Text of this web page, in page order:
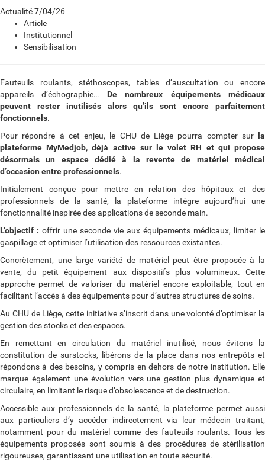
Actualité7/04/26
Article
Institutionnel
Sensibilisation
Fauteuils roulants, stéthoscopes, tables d’auscultation ou encore
appareils d’échographie… De nombreux équipements médicaux
peuvent rester inutilisés alors qu’ils sont encore parfaitement
fonctionnels.
Pour répondre à cet enjeu, le CHU de Liège pourra compter sur
la
plateforme MyMedjob, déjà active sur le volet RH et qui propose
désormais un espace dédié à la revente de matériel médical
d’occasion entre professionnels.
Initialement conçue pour mettre en relation des hôpitaux et des
professionnels de la santé, la plateforme intègre aujourd’hui une
fonctionnalité inspirée des applications de seconde main.
L’objectif : offrir une seconde vie aux équipements médicaux, limiter le
gaspillage et optimiser l’utilisation des ressources existantes.
Concrètement, une large variété de matériel peut être proposée à la
vente, du petit équipement aux dispositifs plus volumineux. Cette
approche permet de valoriser du matériel encore exploitable, tout en
facilitant l’accès à des équipements pour d’autres structures de soins.
Au CHU de Liège, cette initiative s’inscrit dans une volonté d’optimiser la
gestion des stocks et des espaces.
En remettant en circulation du matériel inutilisé, nous évitons la
constitution de surstocks, libérons de la place dans nos entrepôts et
répondons à des besoins, y compris en dehors de notre institution. Elle
marque également une évolution vers une gestion plus dynamique et
circulaire, en limitant le risque d’obsolescence et de destruction.
Accessible aux professionnels de la santé, la plateforme permet aussi
aux particuliers d’y accéder indirectement via leur médecin traitant,
notamment pour du matériel comme des fauteuils roulants. Tous les
équipements proposés sont soumis à des procédures de stérilisation
rigoureuses, garantissant une utilisation en toute sécurité.